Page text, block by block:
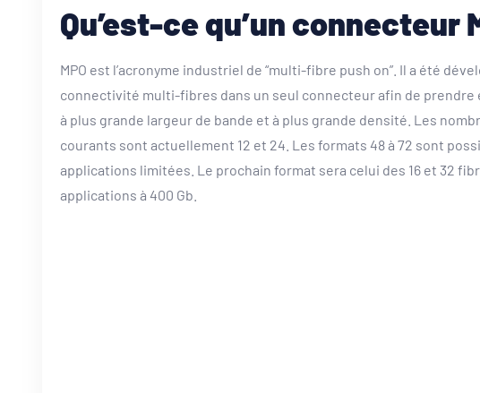
Qu’est-ce qu’un connecteur
MPO est l’acronyme industriel de “multi-fibre push on”. Il a été
connectivité multi-fibres dans un seul connecteur afin de prendre
à plus grande largeur de bande et à plus grande densité. Les
courants sont actuellement 12 et 24. Les formats 48 à 72 sont
applications limitées. Le prochain format sera celui des 16 et 32
applications à 400 Gb.